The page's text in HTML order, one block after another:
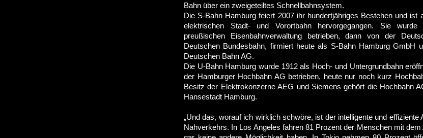
Bahn über ein zweigeteiltes Schnellbahnsystem.
Die S-Bahn Hamburg feiert 2007 ihr hundertjähriges Bestehen und ist
elektrischen Stadt- und Vorortbahn hervorgegangen. Sie
preußischen Eisenbahnverwaltung betrieben, dann von der
Deutschen Bundesbahn, firmiert heute als S-Bahn Hamburg GmbH
Deutschen Bahn AG.
Die U-Bahn Hamburg wurde 1912 als Hoch- und Untergrundbahn
der Hamburger Hochbahn AG betrieben, heute nur noch kurz
Besitz der Elektrokonzerne AEG und Siemens gehört die Hochbahn
Hansestadt Hamburg.
„Und das, worauf ich wirklich schwöre, ist der intelligente und effiziente
Nahverkehrs. In Los Angeles fahren 81 Prozent der Menschen mit